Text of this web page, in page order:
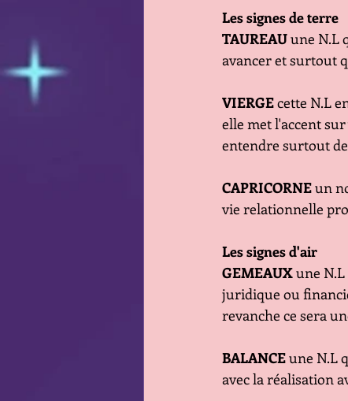
Les signes de terre
TAUREAU une N.L
avancer et surtout
VIERGE cette N.L
elle met l'accent
entendre surtout
CAPRICORNE un
vie relationnelle
Les signes d'air
GEMEAUX une
juridique ou
revanche ce sera
BALANCE une N.L
avec la réalisation